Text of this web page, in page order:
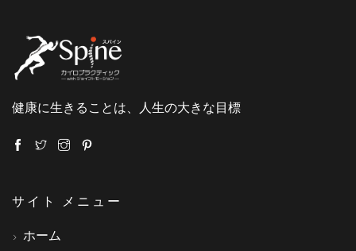
健康に生きることは、人生の大きな目標
サイト メニュー
ホーム